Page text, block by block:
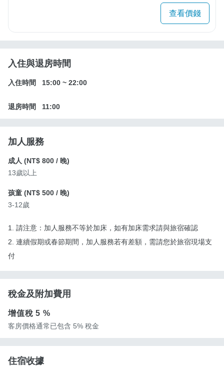
查看價錢
入住與退房時間
入住時間 15:00 ~ 22:00
退房時間 11:00
加人服務
成人 (NT$ 800 / 晚)
13歲以上
孩童 (NT$ 500 / 晚)
3-12歲
1. 請注意：加人服務不等於加床，如有加床需求請與旅宿確認
2. 連續假期或春節期間，加人服務若有差額，需請您於旅宿現場支
付
稅金及附加費用
增值稅5 %
客房價格通常已包含 5% 稅金
住宿收據